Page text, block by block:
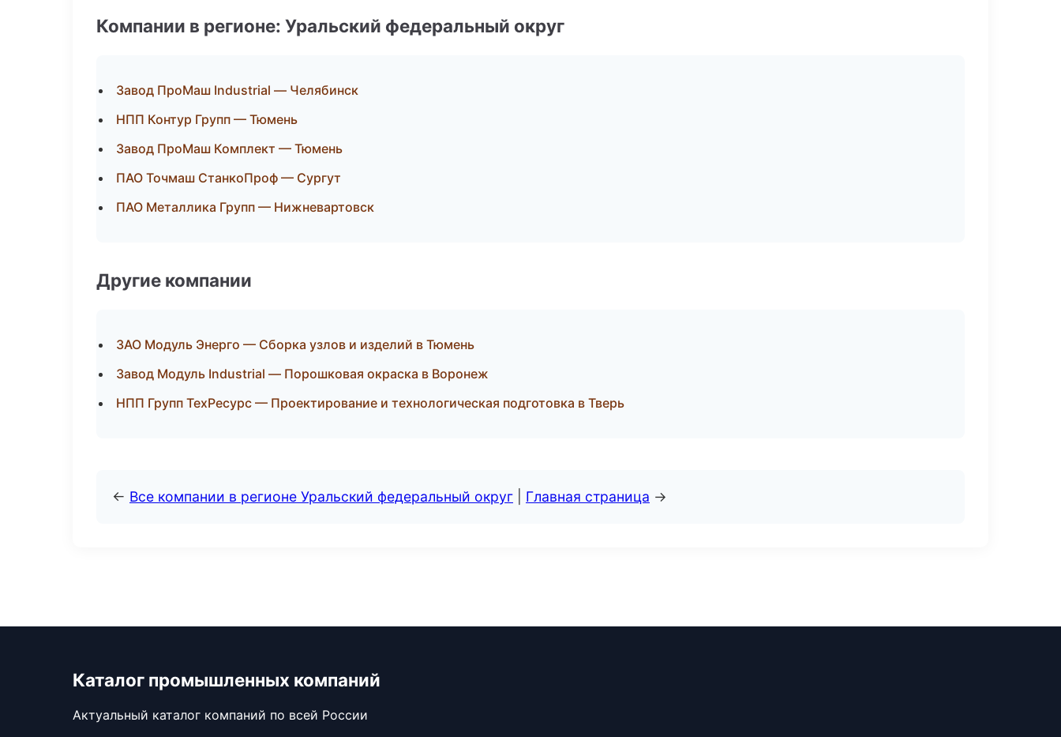
Компании в регионе: Уральский федеральный округ
Завод ПроМаш Industrial — Челябинск
НПП Контур Групп — Тюмень
Завод ПроМаш Комплект — Тюмень
ПАО Точмаш СтанкоПроф — Сургут
ПАО Металлика Групп — Нижневартовск
Другие компании
ЗАО Модуль Энерго — Сборка узлов и изделий в Тюмень
Завод Модуль Industrial — Порошковая окраска в Воронеж
НПП Групп ТехРесурс — Проектирование и технологическая подготовка в Тверь
← Все компании в регионе Уральский федеральный округ Главная страница →
Каталог промышленных компаний
Актуальный каталог компаний по всей России